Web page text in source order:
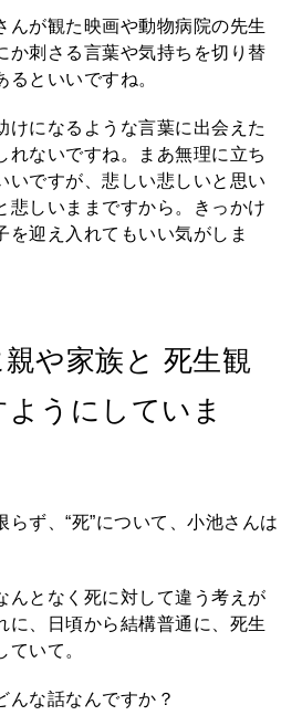
が観た映画や動物病院の先生
か刺さる言葉や気持ちを切り替
るといいですね。
けになるような言葉に出会えた
れないですね。まあ無理に立ち
いですが、悲しい悲しいと思い
悲しいままですから。きっかけ
を迎え入れてもいい気がしま
や家族と 死生観
うにしていま
ず、“死”について、小池さんは
んとなく死に対して違う考えが
に、日頃から結構普通に、死生
いて。
な話なんですか？